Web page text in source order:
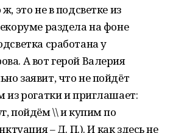
это не в подсветке из
раздела на фоне
сработана у
А вот герой Валерия
заявит, что не пойдёт
из рогатки и приглашает:
пойдём \\ и купим по
– Д. П.). И как здесь не